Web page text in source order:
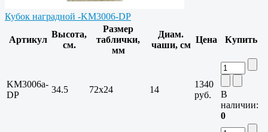
Кубок наградной -KM3006-DP
Артикул
Высота,
см.
Размер
таблички,
мм
Диам.
чаши, см
Цена Купить
KM3006a-
DP
34.5 72х24 14
1340
руб.
В
наличии:
0